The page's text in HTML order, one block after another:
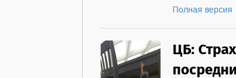
Полная версия
ЦБ: